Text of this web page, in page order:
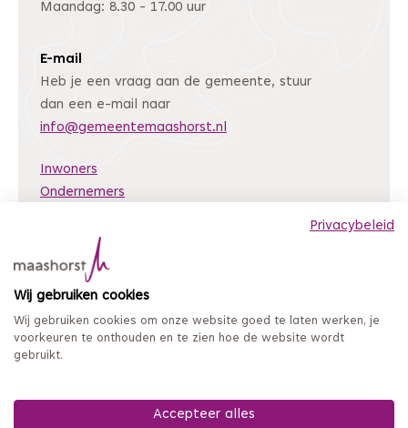
Privacybeleid
Wij gebruiken cookies
Wij gebruiken cookies om onze website goed te laten werken, je
voorkeuren te onthouden en te zien hoe de website wordt
gebruikt.
Accepteer alles
Maandag: 8.30 - 17.00 uur
E-mail
Heb je een vraag aan de gemeente, stuur
dan een e-mail naar
info@gemeentemaashorst.nl
Inwoners
Ondernemers
Archiefweb(Deze link gaat naar een andere website)
Coordinated Vulnerability Disclosure
Mijn loket
Privacy en persoonsgegevens
Toegankelijkheidsverklaring